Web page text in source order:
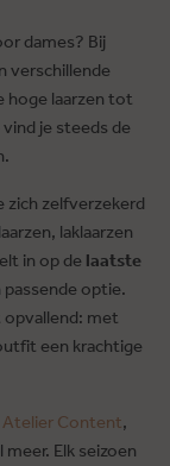
dames? Bij
verschillende
hoge laarzen tot
je steeds de
zich zelfverzekerd
laklaarzen
in op de laatste
optie.
opvallend: met
een krachtige
Atelier Content,
meer. Elk seizoen